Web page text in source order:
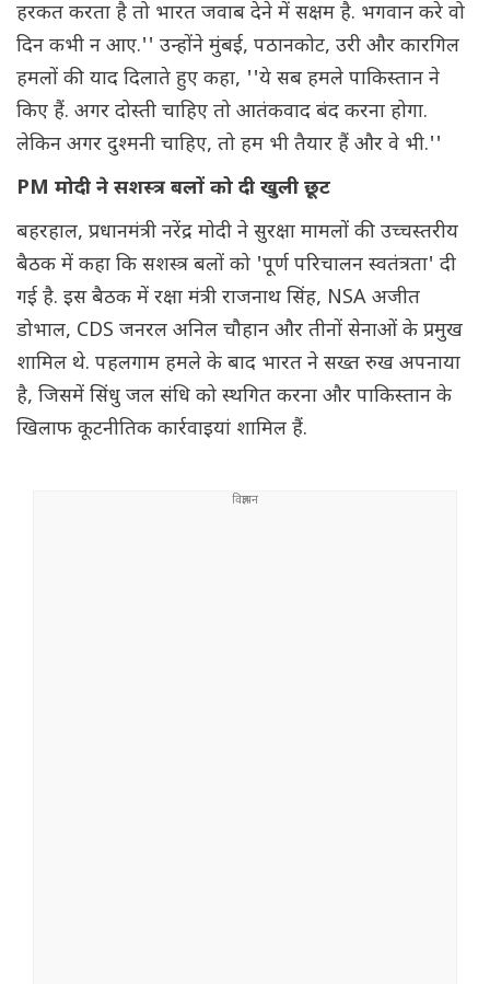
हरकत करता है तो भारत जवाब देने में सक्षम है. भगवान करे वो
दिन कभी न आए.'' उन्होंने मुंबई, पठानकोट, उरी और कारगिल
हमलों की याद दिलाते हुए कहा, ''ये सब हमले पाकिस्तान ने
किए हैं. अगर दोस्ती चाहिए तो आतंकवाद बंद करना होगा.
लेकिन अगर दुश्मनी चाहिए, तो हम भी तैयार हैं और वे भी.''
PM मोदी ने सशस्त्र बलों को दी खुली छूट
बहरहाल, प्रधानमंत्री नरेंद्र मोदी ने सुरक्षा मामलों की उच्चस्तरीय
बैठक में कहा कि सशस्त्र बलों को 'पूर्ण परिचालन स्वतंत्रता' दी
गई है. इस बैठक में रक्षा मंत्री राजनाथ सिंह, NSA अजीत
डोभाल, CDS जनरल अनिल चौहान और तीनों सेनाओं के प्रमुख
शामिल थे. पहलगाम हमले के बाद भारत ने सख्त रुख अपनाया
है, जिसमें सिंधु जल संधि को स्थगित करना और पाकिस्तान के
खिलाफ कूटनीतिक कार्रवाइयां शामिल हैं.